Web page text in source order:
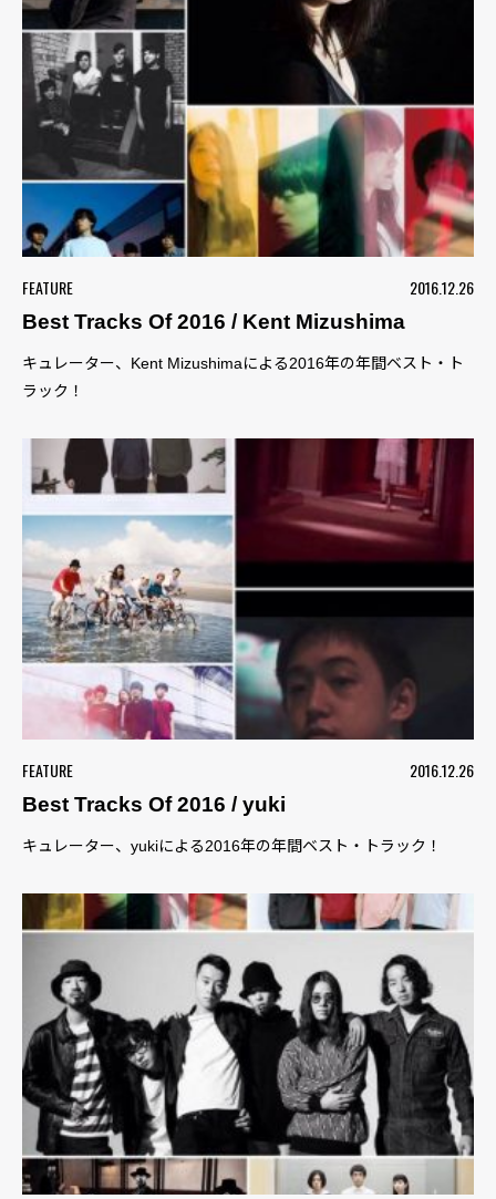
FEATURE
2016.12.26
Best Tracks Of 2016 / Kent Mizushima
キュレーター、Kent Mizushimaによる2016年の年間ベスト・ト
ラック！
FEATURE
2016.12.26
Best Tracks Of 2016 / yuki
キュレーター、yukiによる2016年の年間ベスト・トラック！